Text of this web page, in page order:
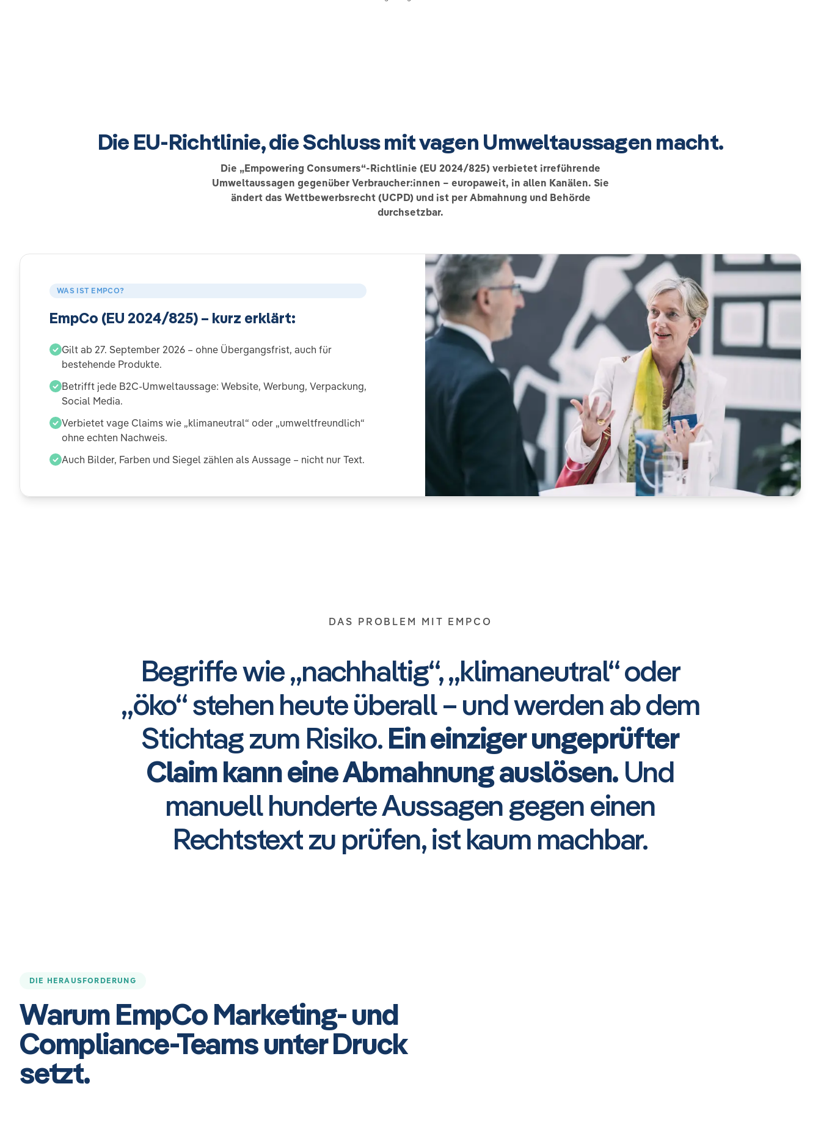
Die EU-Richtlinie, die Schluss mit vagen Umweltaussagen macht.
Die „Empowering Consumers“-Richtlinie (EU 2024/825) verbietet irreführende
Umweltaussagen gegenüber Verbraucher:innen – europaweit, in allen Kanälen. Sie
ändert das Wettbewerbsrecht (UCPD) und ist per Abmahnung und Behörde
durchsetzbar.
WAS IST EMPCO?
EmpCo (EU 2024/825) – kurz erklärt:
Gilt ab 27. September 2026 – ohne Übergangsfrist, auch für
bestehende Produkte.
Betrifft jede B2C-Umweltaussage: Website, Werbung, Verpackung,
Social Media.
Verbietet vage Claims wie „klimaneutral“ oder „umweltfreundlich“
ohne echten Nachweis.
Auch Bilder, Farben und Siegel zählen als Aussage – nicht nur Text.
DAS PROBLEM MIT EMPCO
Begriffe wie „nachhaltig“, „klimaneutral“ oder
„öko“ stehen heute überall – und werden ab dem
Stichtag zum Risiko.Ein einziger ungeprüfter
Claim kann eine Abmahnung auslösen.Und
manuell hunderte Aussagen gegen einen
Rechtstext zu prüfen, ist kaum machbar.
DIE HERAUSFORDERUNG
Warum EmpCo Marketing- und
Compliance-Teams unter Druck
setzt.